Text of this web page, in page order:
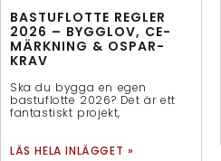
BASTUFLOTTE REGLER
2026 – BYGGLOV, CE-
MÄRKNING & OSPAR-
KRAV
Ska du bygga en egen
bastuflotte 2026? Det är ett
fantastiskt projekt,
LÄS HELA INLÄGGET »